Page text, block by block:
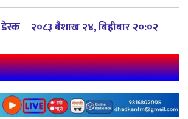
२०८३ बैशाख २४, बिहीबार २०:०२